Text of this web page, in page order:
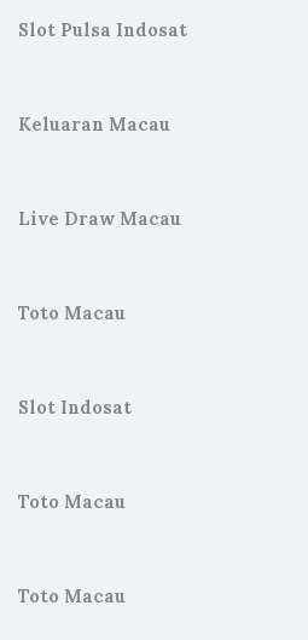
Slot Pulsa Indosat
Keluaran Macau
Live Draw Macau
Toto Macau
Slot Indosat
Toto Macau
Toto Macau